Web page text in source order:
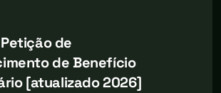
de
de Benefício
[atualizado 2026]